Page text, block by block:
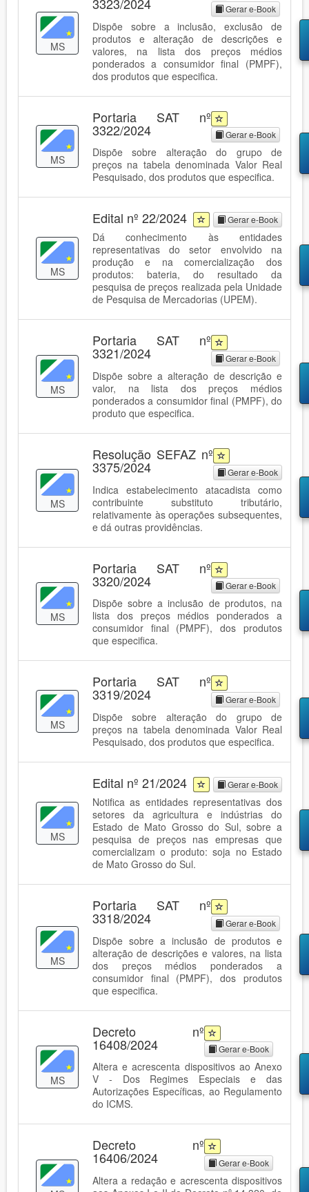
MS
Gerar e-Book
Dispõe sobre a inclusão, exclusão de
produtos e alteração de descrições e
valores, na lista dos preços médios
ponderados a consumidor final (PMPF),
dos produtos que especifica.
MS
Portaria SAT nº
3322/2024 Gerar e-Book
Dispõe sobre alteração do grupo de
preços na tabela denominada Valor Real
Pesquisado, dos produtos que especifica.
MS
Edital nº 22/2024 Gerar e-Book
Dá conhecimento às entidades
representativas do setor envolvido na
produção e na comercialização dos
produtos: bateria, do resultado da
pesquisa de preços realizada pela Unidade
de Pesquisa de Mercadorias (UPEM).
MS
Portaria SAT nº
3321/2024 Gerar e-Book
Dispõe sobre a alteração de descrição e
valor, na lista dos preços médios
ponderados a consumidor final (PMPF), do
produto que especifica.
MS
Resolução SEFAZ nº
3375/2024 Gerar e-Book
Indica estabelecimento atacadista como
contribuinte substituto tributário,
relativamente às operações subsequentes,
e dá outras providências.
MS
Portaria SAT nº
3320/2024 Gerar e-Book
Dispõe sobre a inclusão de produtos, na
lista dos preços médios ponderados a
consumidor final (PMPF), dos produtos
que especifica.
MS
Portaria SAT nº
3319/2024 Gerar e-Book
Dispõe sobre alteração do grupo de
preços na tabela denominada Valor Real
Pesquisado, dos produtos que especifica.
MS
Edital nº 21/2024 Gerar e-Book
Notifica as entidades representativas dos
setores da agricultura e indústrias do
Estado de Mato Grosso do Sul, sobre a
pesquisa de preços nas empresas que
comercializam o produto: soja no Estado
de Mato Grosso do Sul.
MS
Portaria SAT nº
3318/2024 Gerar e-Book
Dispõe sobre a inclusão de produtos e
alteração de descrições e valores, na lista
dos preços médios ponderados a
consumidor final (PMPF), dos produtos
que especifica.
MS
Decreto nº
16408/2024 Gerar e-Book
Altera e acrescenta dispositivos ao Anexo
V - Dos Regimes Especiais e das
Autorizações Específicas, ao Regulamento
do ICMS.
Decreto nº
16406/2024 Gerar e-Book
Altera a redação e acrescenta dispositivos